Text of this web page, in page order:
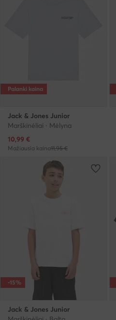
Palanki kaina
Jack & Jones Junior
Marškinėliai · Mėlyna
Dabartinė kaina
10,99 €
Mažiausia kaina11,95 €
-15%
Jack & Jones Junior